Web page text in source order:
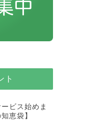
ト
ビス始めま
恵袋】